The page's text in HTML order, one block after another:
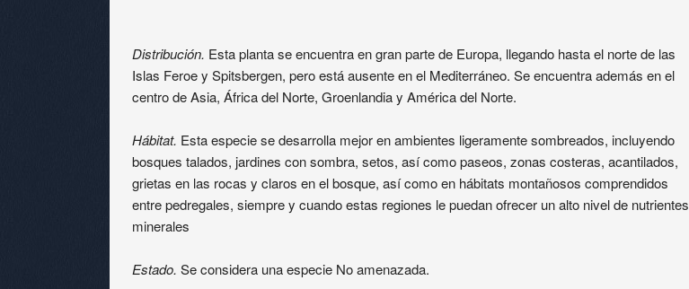
Distribución. Esta planta se encuentra en gran parte de Europa, llegando hasta el norte de las
Islas Feroe y Spitsbergen, pero está ausente en el Mediterráneo. Se encuentra además en el
centro de Asia, África del Norte, Groenlandia y América del Norte.
Hábitat. Esta especie se desarrolla mejor en ambientes ligeramente sombreados, incluyendo
bosques talados, jardines con sombra, setos, así como paseos, zonas costeras, acantilados,
grietas en las rocas y claros en el bosque, así como en hábitats montañosos comprendidos
entre pedregales, siempre y cuando estas regiones le puedan ofrecer un alto nivel de nutrientes
minerales
Estado. Se considera una especie No amenazada.